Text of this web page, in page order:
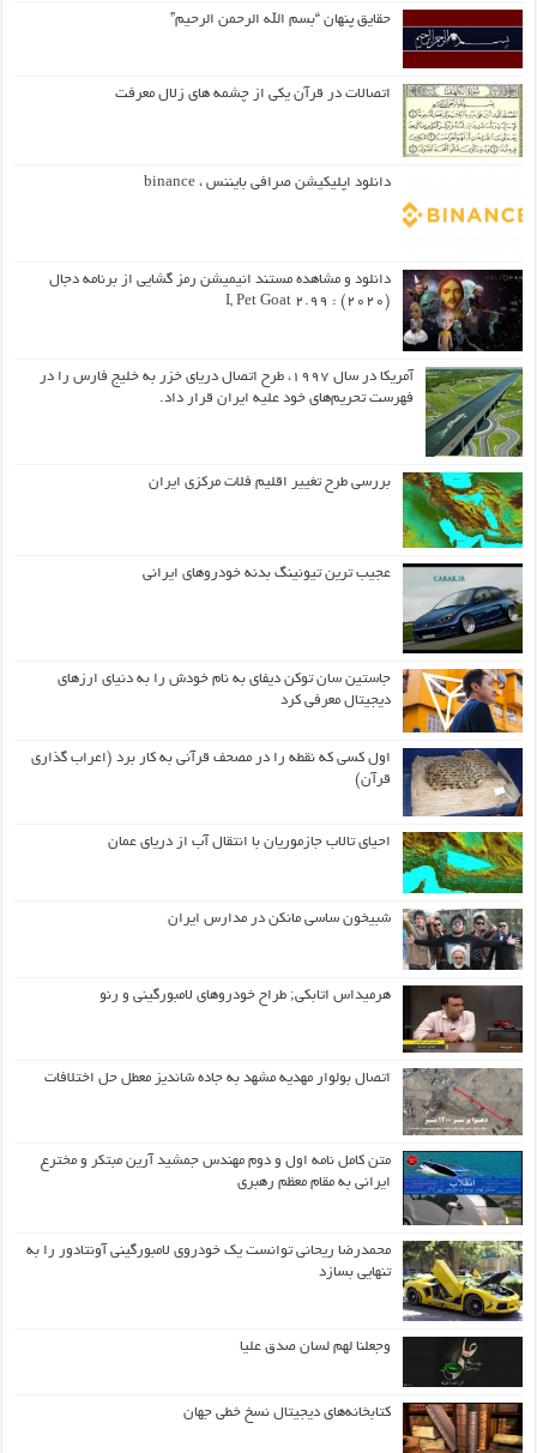
حقایق پنهان “بسم الله الرحمن الرحیم”
اتصالات در قرآن یکی از چشمه های زلال معرفت
دانلود اپلیکیشن صرافی بایننس ، binance
دانلود و مشاهده مستند انیمیشن رمز گشایی از برنامه دجال
(۲۰۲۰) : I, Pet Goat 2.99
آمریکا در سال ۱۹۹۷، طرح اتصال دریای خزر به خلیج فارس را در
فهرست تحریم‌های خود علیه ایران قرار داد.
بررسی طرح تغییر اقلیم فلات مرکزی ایران
عجیب ترین تیونینگ بدنه خودروهای ایرانی
جاستین سان توکن دیفای به نام خودش را به دنیای ارزهای
دیجیتال معرفی کرد
اول كسی كه نقطه را در مصحف قرآنی به كار برد (اعراب گذاری
قرآن)
احیای تالاب جازموریان با انتقال آب از دریای عمان
شبیخون ساسی مانکن در مدارس ایران
هرمیداس اتابکی; طراح خودروهای لامبورگینی و رنو
اتصال بولوار مهدیه مشهد به جاده شاندیز معطل حل اختلافات
متن کامل نامه اول و دوم مهندس جمشید آرین مبتکر و مخترع
ایرانی به مقام معظم رهبری
محمدرضا ریحانی توانست یک خودروی لامبورگینی آونتادور را به
تنهایی بسازد
وجعلنا لهم لسان صدق علیا
کتابخانه‌های دیجیتال نسخ خطی جهان